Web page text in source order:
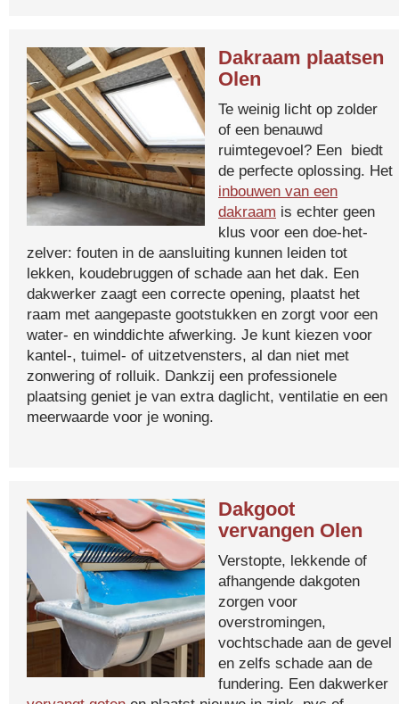
Dakraam plaatsen
Olen
Te weinig licht op zolder
of een benauwd
ruimtegevoel? Een biedt
de perfecte oplossing. Het
inbouwen van een
dakraam is echter geen
klus voor een doe-het-
zelver: fouten in de aansluiting kunnen leiden tot
lekken, koudebruggen of schade aan het dak. Een
dakwerker zaagt een correcte opening, plaatst het
raam met aangepaste gootstukken en zorgt voor een
water- en winddichte afwerking. Je kunt kiezen voor
kantel-, tuimel- of uitzetvensters, al dan niet met
zonwering of rolluik. Dankzij een professionele
plaatsing geniet je van extra daglicht, ventilatie en een
meerwaarde voor je woning.
Dakgoot
vervangen Olen
Verstopte, lekkende of
afhangende dakgoten
zorgen voor
overstromingen,
vochtschade aan de gevel
en zelfs schade aan de
fundering. Een dakwerker